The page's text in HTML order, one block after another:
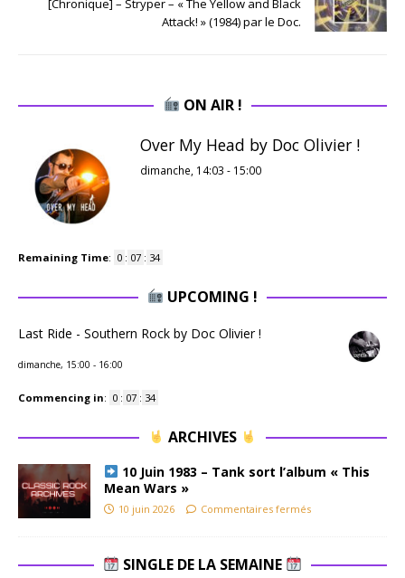
[Chronique] – Stryper – « The Yellow and Black
Attack! » (1984) par le Doc.
ON AIR !
Over My Head by Doc Olivier !
dimanche, 14:03 - 15:00
Remaining Time: 0 : 07 : 33
UPCOMING !
Last Ride - Southern Rock by Doc Olivier !
dimanche, 15:00 - 16:00
Commencing in: 0 : 07 : 33
ARCHIVES
10 Juin 1983 – Tank sort l’album « This
Mean Wars »
10 juin 2026 Commentaires fermés
SINGLE DE LA SEMAINE